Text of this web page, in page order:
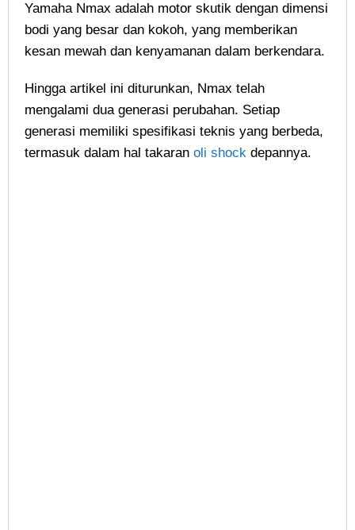
Yamaha Nmax adalah motor skutik dengan dimensi
bodi yang besar dan kokoh, yang memberikan
kesan mewah dan kenyamanan dalam berkendara.
Hingga artikel ini diturunkan, Nmax telah
mengalami dua generasi perubahan. Setiap
generasi memiliki spesifikasi teknis yang berbeda,
termasuk dalam hal takaran oli shock depannya.